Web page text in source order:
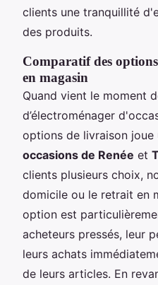
clients une tranquillité
des produits.
Comparatif des
en magasin
Quand vient le moment
d’électroménager
options de livraison joue
occasions de Renée et
clients plusieurs choix,
domicile ou le retrait en
option est
acheteurs pressés, leur
leurs achats
de leurs articles. En